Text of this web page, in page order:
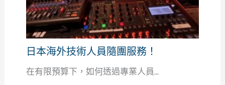
日本海外技術人員隨團服務！
在有限預算下，如何透過專業人員...